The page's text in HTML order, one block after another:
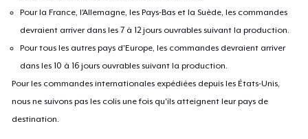
Tear-away assembly:
Order the pages with the cover on top.
(optional: use clips or paper clips to keep them in place)
With your finger, rub a small amount of white school glue along
the top where all the pages touch. (If you use too much you'll
risk the glue seeping down into the pages)
Pour la France, l'Allemagne, les Pays-Bas et la Suède, les commandes
devraient arriver dans les 7 à 12 jours ouvrables suivant la production.
Pour tous les autres pays d'Europe, les commandes devraient arriver
dans les 10 à 16 jours ouvrables suivant la production.
Pour les commandes internationales expédiées depuis les États-Unis,
nous ne suivons pas les colis une fois qu'ils atteignent leur pays de
destination.